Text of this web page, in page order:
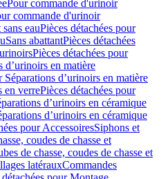
Pour commande d'urinoir
commande d'urinoir
eauPièces détachées pour
Sans abattantPièces détachées
Pièces détachées pour
d’urinoirs en matière
Séparations d’urinoirs en matière
en verrePièces détachées pour
d’urinoirs en céramique
d’urinoirs en céramique
pour AccessoiresSiphons et
coudes de chasse et
de chasse, coudes de chasse et
latérauxCommandes